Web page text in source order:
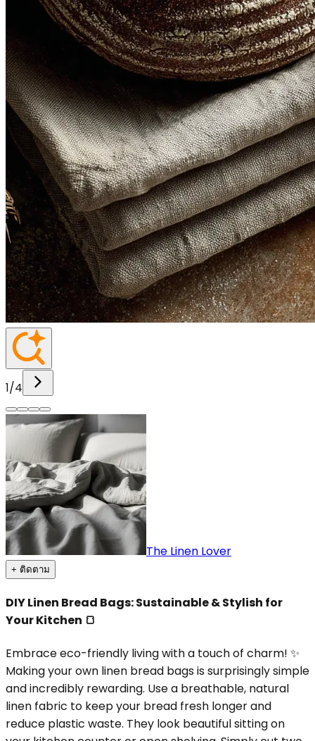
1/4
The Linen Lover
+ ติดตาม
DIY Linen Bread Bags: Sustainable & Stylish for
Your Kitchen 🍞
Embrace eco-friendly living with a touch of charm! ✨
Making your own linen bread bags is surprisingly simple
and incredibly rewarding. Use a breathable, natural
linen fabric to keep your bread fresh longer and
reduce plastic waste. They look beautiful sitting on